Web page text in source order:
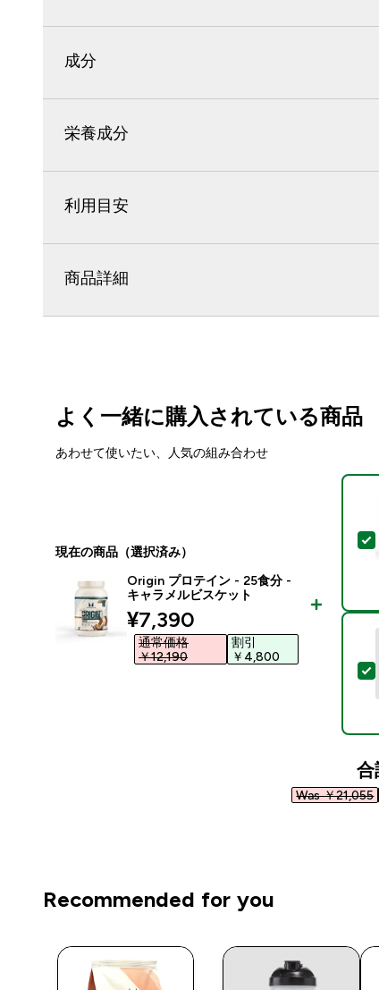
成分
栄養成分
利用目安
商品詳細
よく一緒に購入されている商品
あわせて使いたい、人気の組み合わせ
現在の商品（選択済み）
Origin プロテイン - 25食分 -
キャラメルビスケット
discounted price
¥7,390‎
通常価格
￥12,190‎
割引
￥4,800‎
合
Was ￥21,055‎
Recommended for you